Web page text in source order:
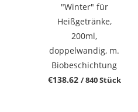
"Winter" für
Heißgetränke,
200ml,
doppelwandig, m.
Biobeschichtung
€138.62 / 840 Stück